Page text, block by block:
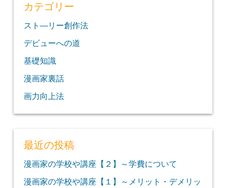
カテゴリー
スト―リー創作法
デビューへの道
基礎知識
漫画家裏話
画力向上法
最近の投稿
漫画家の学校や講座【２】～学費について
漫画家の学校や講座【１】～メリット・デメリッ